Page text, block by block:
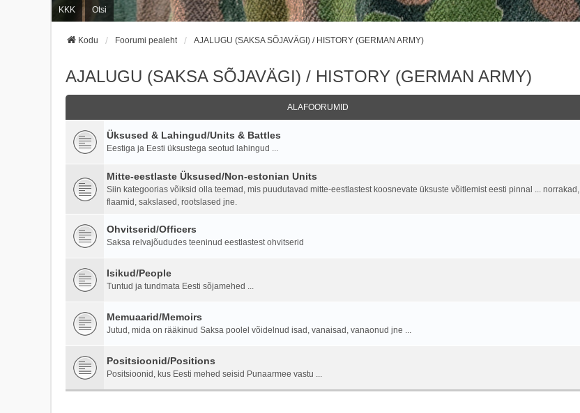
KKK Otsi
Kodu Foorumi pealeht AJALUGU (SAKSA SÕJAVÄGI) / HISTORY (GERMAN ARMY)
AJALUGU (SAKSA SÕJAVÄGI) / HISTORY (GERMAN ARMY)
ALAFOORUMID
Üksused & Lahingud/Units & Battles
Eestiga ja Eesti üksustega seotud lahingud ...
Mitte-eestlaste Üksused/Non-estonian Units
Siin kategoorias võiksid olla teemad, mis puudutavad mitte-eestlastest koosnevate üksuste võitlemist eesti pinnal ... norrakad,
flaamid, sakslased, rootslased jne.
Ohvitserid/Officers
Saksa relvajõududes teeninud eestlastest ohvitserid
Isikud/People
Tuntud ja tundmata Eesti sõjamehed ...
Memuaarid/Memoirs
Jutud, mida on rääkinud Saksa poolel võidelnud isad, vanaisad, vanaonud jne ...
Positsioonid/Positions
Positsioonid, kus Eesti mehed seisid Punaarmee vastu ...